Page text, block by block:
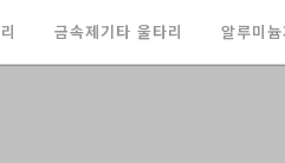
금속제기타 울타리 알루미